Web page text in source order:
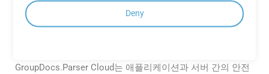
GroupDocs.Parser Cloud는 문서 처리
중 데이터 보호를 위해 어떤 보안 조치
GroupDocs.Parser Cloud는 애플리케이션과 서버 간의 안전
Deny